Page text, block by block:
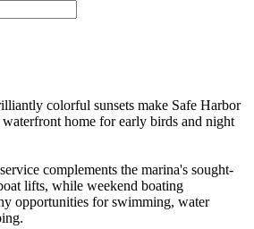
colorful sunsets make Safe Harbor
home for early birds and night
complements the marina's sought-
lifts, while weekend boating
opportunities for swimming, water